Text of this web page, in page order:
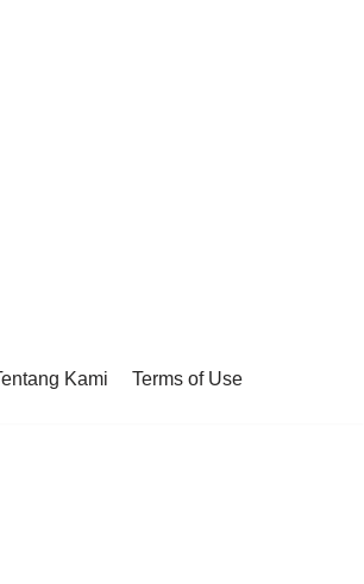
Kami Terms of Use